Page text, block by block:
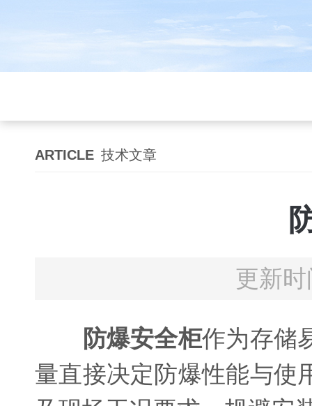
ARTICLE 技术文章
更新
防爆安全柜作为存储
量直接决定防爆性能与使